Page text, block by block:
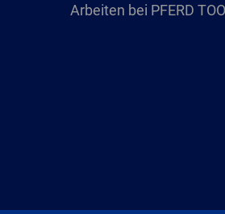
Arbeiten bei PFERD